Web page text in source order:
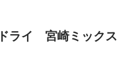
ライ 宮崎ミックス